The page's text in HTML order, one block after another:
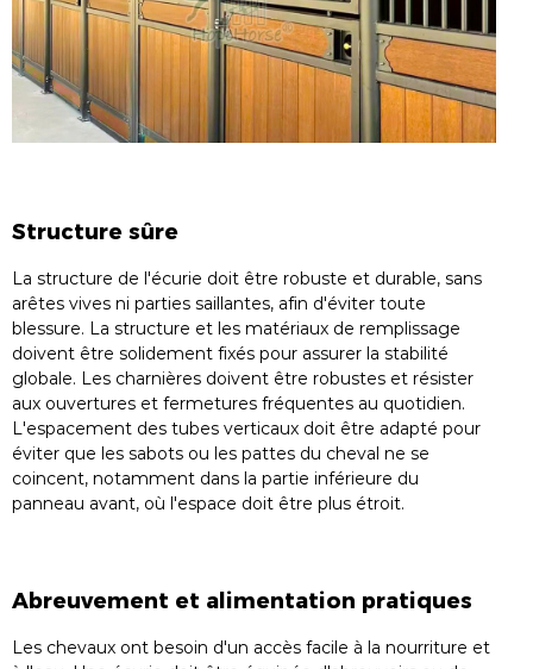
Structure sûre
La structure de l'écurie doit être robuste et durable, sans
arêtes vives ni parties saillantes, afin d'éviter toute
blessure. La structure et les matériaux de remplissage
doivent être solidement fixés pour assurer la stabilité
globale. Les charnières doivent être robustes et résister
aux ouvertures et fermetures fréquentes au quotidien.
L'espacement des tubes verticaux doit être adapté pour
éviter que les sabots ou les pattes du cheval ne se
coincent, notamment dans la partie inférieure du
panneau avant, où l'espace doit être plus étroit.
Abreuvement et alimentation pratiques
Les chevaux ont besoin d'un accès facile à la nourriture et